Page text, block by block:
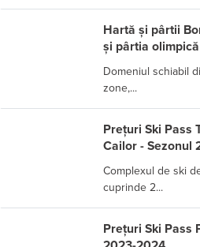
Hartă și pârtii
și pârtia olimpică
Domeniul schiabil
zone,...
Prețuri Ski Pass
Cailor - Sezonul
Complexul de ski
cuprinde 2...
Prețuri Ski Pass